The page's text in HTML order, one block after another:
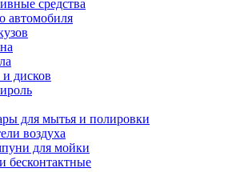
средства
автомобиля
дисков
для мытья и полировки
воздуха
для мойки